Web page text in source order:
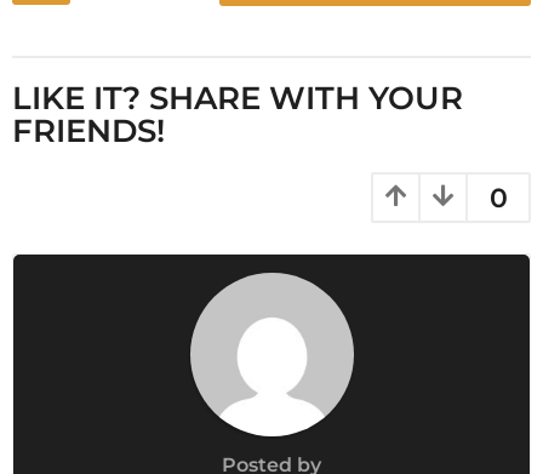
P
a
a
LIKE IT? SHARE WITH YOUR
FRIENDS!
0
Posted by